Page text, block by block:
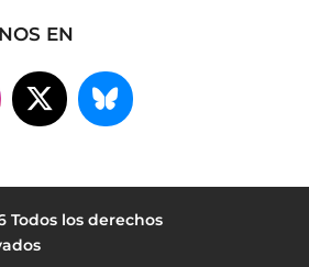
EN
Todos los derechos